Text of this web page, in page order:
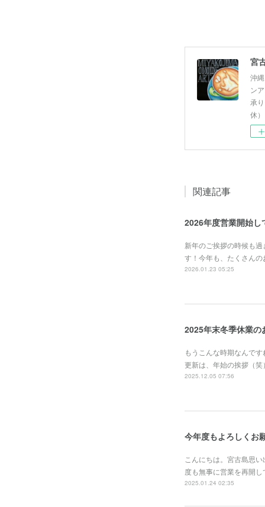
沖
ン
承
休
関連記事
2026年度営業開始し
新年のご挨拶の時候も
す！今年も、たくさん
2026.01.23 05:25
2025年末冬季休業の
もうこんな時期なんで
更新は、年始の挨拶（
2025.12.05 07:56
今年度もよろしくお
こんにちは。宮古島思
度も無事に営業を再開
2025.01.24 02:35